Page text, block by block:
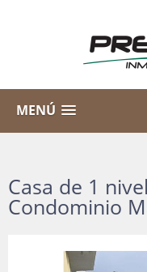
MENÚ
Casa de 1
Condominio